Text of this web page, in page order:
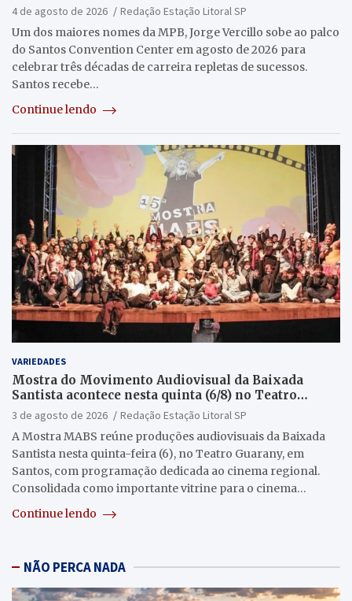
4 de agosto de 2026
Redação Estação Litoral SP
Um dos maiores nomes da MPB, Jorge Vercillo sobe ao palco
do Santos Convention Center em agosto de 2026 para
celebrar três décadas de carreira repletas de sucessos.
Santos recebe…
Continue lendo
VARIEDADES
Mostra do Movimento Audiovisual da Baixada
Santista acontece nesta quinta (6/8) no Teatro
Guarany
3 de agosto de 2026
Redação Estação Litoral SP
A Mostra MABS reúne produções audiovisuais da Baixada
Santista nesta quinta-feira (6), no Teatro Guarany, em
Santos, com programação dedicada ao cinema regional.
Consolidada como importante vitrine para o cinema…
Continue lendo
NÃO PERCA NADA